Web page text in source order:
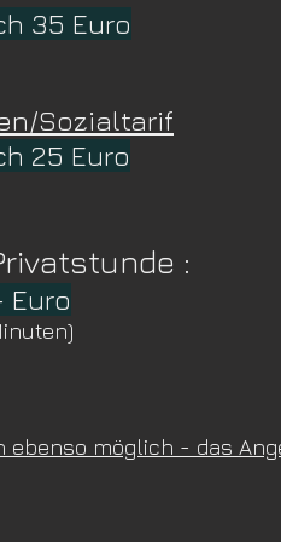
35 Euro
Sozialtarif
25 Euro
tunde :
Euro
n)
möglich - das